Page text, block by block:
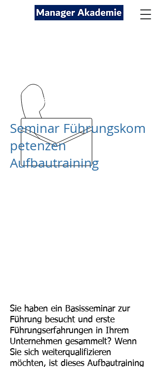
kontakt@managerakademie.com
Seminar Führungskom
petenzen
Aufbautraining
Sie haben ein Basisseminar zur
Führung besucht und erste
Führungserfahrungen in Ihrem
Unternehmen gesammelt? Wenn
Sie sich weiterqualifizieren
möchten, ist dieses Aufbautraining